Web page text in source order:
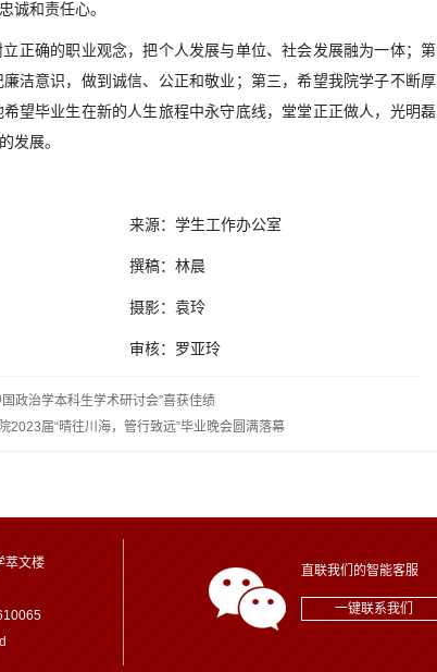
诚和责任心。
正确的职业观念，把个人发展与单位、社会发展融为一体；第
洁意识，做到诚信、公正和敬业；第三，希望我院学子不断厚
望毕业生在新的人生旅程中永守底线，堂堂正正做人，光明磊
发展。
作办公室
晨
玲
亚玲
政治学本科生学术研讨会”喜获佳绩
届“晴往川海，管行致远”毕业晚会圆满落幕
萃文楼
直联我们的智能客服
一键联系我们